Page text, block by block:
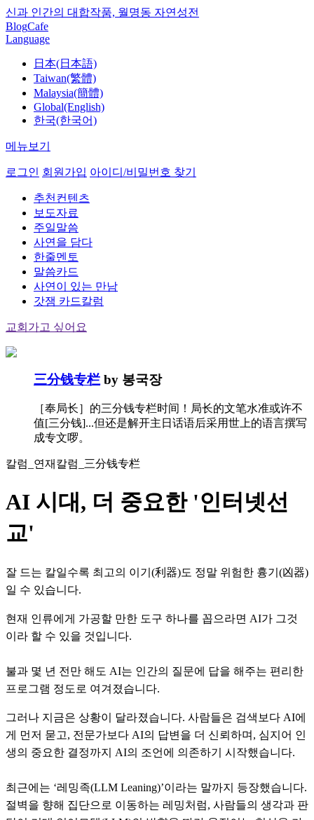
신과 인간의 대합작품, 월명동 자연성전
BlogCafe
Language
日本(日本語)
Taiwan(繁體)
Malaysia(簡體)
Global(English)
한국(한국어)
메뉴보기
로그인 회원가입 아이디/비밀번호 찾기
추천컨텐츠
보도자료
주일말씀
사연을 담다
한줄멘토
말씀카드
사연이 있는 만남
갓잼 카드칼럼
교회가고 싶어요
三分钱专栏 by 봉국장
［奉局长］的三分钱专栏时间！局长的文笔水准或许不
值[三分钱]...但还是解开主日话语后采用世上的语言撰写
成专文啰。
칼럼_연재칼럼_三分钱专栏
AI 시대, 더 중요한 '인터넷선
교'
잘 드는 칼일수록 최고의 이기(利器)도 정말 위험한 흉기(凶器)
일 수 있습니다.
현재 인류에게 가공할 만한 도구 하나를 꼽으라면 AI가 그것
이라 할 수 있을 것입니다.
불과 몇 년 전만 해도 AI는 인간의 질문에 답을 해주는 편리한
프로그램 정도로 여겨졌습니다.
그러나 지금은 상황이 달라졌습니다. 사람들은 검색보다 AI에
게 먼저 묻고, 전문가보다 AI의 답변을 더 신뢰하며, 심지어 인
생의 중요한 결정까지 AI의 조언에 의존하기 시작했습니다.
최근에는 ‘레밍족(LLM Leaning)’이라는 말까지 등장했습니다.
절벽을 향해 집단으로 이동하는 레밍처럼, 사람들의 생각과 판